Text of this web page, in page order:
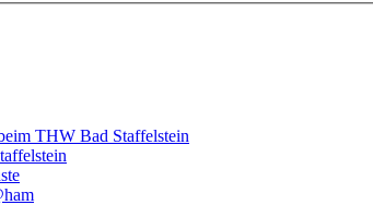
THW Bad Staffelstein